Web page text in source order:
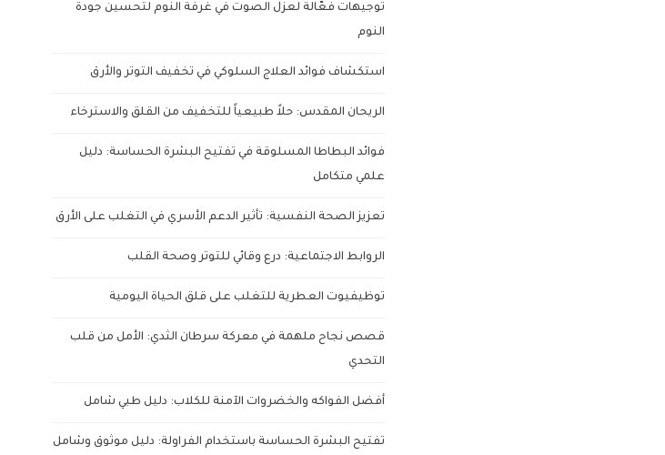
توجيهات فعّالة لعزل الصوت في غرفة النوم لتحسين جودة
النوم
استكشاف فوائد العلاج السلوكي في تخفيف التوتر والأرق
الريحان المقدس: حلاً طبيعياً للتخفيف من القلق والاسترخاء
فوائد البطاطا المسلوقة في تفتيح البشرة الحساسة: دليل
علمي متكامل
تعزيز الصحة النفسية: تأثير الدعم الأسري في التغلب على الأرق
الروابط الاجتماعية: درع وقائي للتوتر وصحة القلب
توظيفيوت العطرية للتغلب على قلق الحياة اليومية
قصص نجاح ملهمة في معركة سرطان الثدي: الأمل من قلب
التحدي
أفضل الفواكه والخضروات الآمنة للكلاب: دليل طبي شامل
تفتيح البشرة الحساسة باستخدام الفراولة: دليل موثوق وشامل